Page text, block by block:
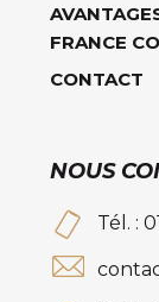
FRANCE
CONTACT
NOUS
Tél. :